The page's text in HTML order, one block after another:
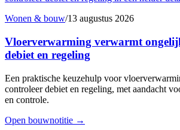
Wonen & bouw/13 augustus 2026
Vloerverwarming verwarmt
debiet en regeling
Een praktische keuzehulp voor
controleer debiet en regeling, met aandacht
en controle.
Open bouwnotitie →